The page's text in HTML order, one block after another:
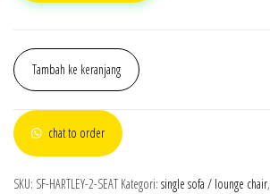
Tambah ke keranjang
chat to order
SKU: SF-HARTLEY-2-SEAT Kategori: single sofa / lounge chair,